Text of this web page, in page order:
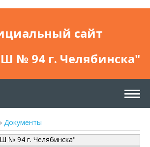
сайт
№ 94 г. Челябинска"
Документы
№ 94 г. Челябинска"